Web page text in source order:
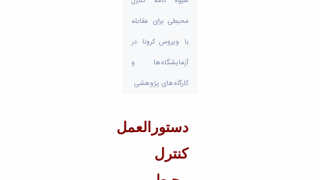
محیطی برای مقابله
با ویروس کرونا در
آزمایشگاه‌ها و
کارگاه‌های پژوهشی
دستورالعمل
کنترل